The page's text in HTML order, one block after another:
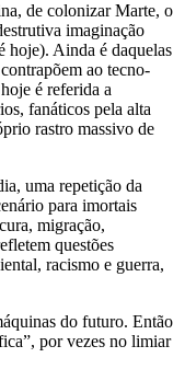
de colonizar Marte, o
imaginação
hoje). Ainda é daquelas
ao tecno-
é referida a
fanáticos pela alta
rastro massivo de
uma repetição da
para imortais
migração,
questões
racismo e guerra,
do futuro. Então
por vezes no limiar